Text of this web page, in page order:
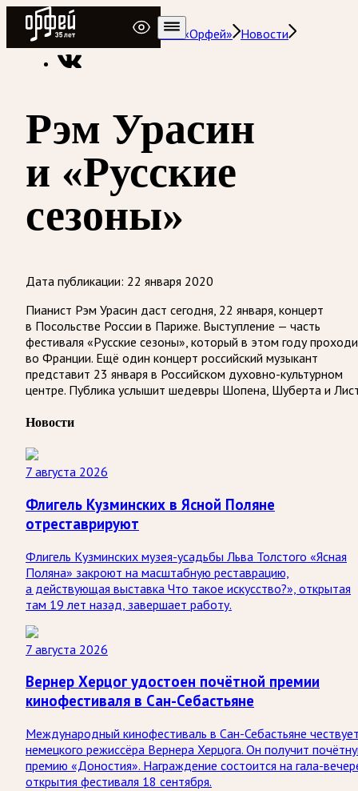
Радио Орфей
Радио классической музыки «Орфей» Новости
Рэм Урасин
и «Русские
сезоны»
Дата публикации: 22 января 2020
Пианист Рэм Урасин даст сегодня, 22 января, концерт
в Посольстве России в Париже. Выступление — часть
фестиваля «Русские сезоны», который в этом году
во Франции. Ещё один концерт российский музыкант
представит 23 января в Российском духовно-культурном
центре. Публика услышит шедевры Шопена, Шуберта и
Новости
7 августа 2026
Флигель Кузминских в Ясной Поляне
отреставрируют
Флигель Кузминских музея-усадьбы Льва Толстого «Ясная
Поляна» закроют на масштабную реставрацию,
а действующая выставка Что такое искусство?», открытая
там 19 лет назад, завершает работу.
7 августа 2026
Вернер Херцог удостоен почётной премии
кинофестиваля в Сан-Себастьяне
Международный кинофестиваль в Сан-Себастьяне
немецкого режиссёра Вернера Херцога. Он получит
премию «Доностия». Награждение состоится на гала-
открытия фестиваля 18 сентября.